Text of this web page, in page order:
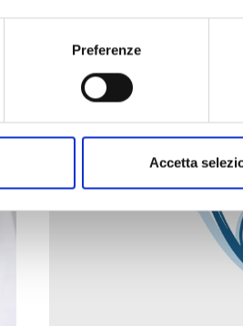
Preferenze
Accetta